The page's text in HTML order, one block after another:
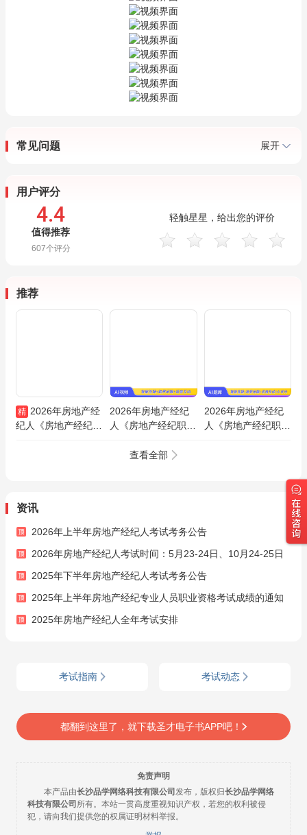
常见问题 展开
用户评分
4.4
值得推荐
607个评分
轻触星星，给出您的评价
推荐
精 2026年房地产经
纪人《房地产经纪职
2026年房地产经纪
人《房地产经纪职业
2026年房地产经纪
人《房地产经纪职业
查看全部
资讯
2026年上半年房地产经纪人考试考务公告
2026年房地产经纪人考试时间：5月23-24日、10月24-25日
2025年下半年房地产经纪人考试考务公告
2025年上半年房地产经纪专业人员职业资格考试成绩的通知
2025年房地产经纪人全年考试安排
考试指南 考试动态
都翻到这里了，就下载圣才电子书APP吧！
免责声明
本产品由长沙品学网络科技有限公司 发布，版权归长沙品学网络
科技有限公司 所有。本站一贯高度重视知识产权，若您的权利被侵
犯，请向我们提供您的权属证明材料举报。